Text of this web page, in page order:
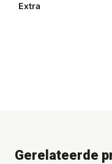
Extra
Gerelateerde